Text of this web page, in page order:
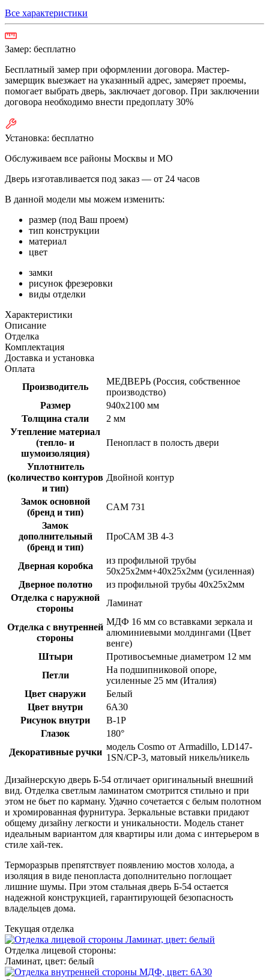
Все характеристики
Замер: бесплатно
Бесплатный замер при оформлении договора. Мастер-
замерщик выезжает на указанный адрес, замеряет проемы,
помогает выбрать дверь, заключает договор. При заключении
договора необходимо внести предоплату 30%
Установка: бесплатно
Обслуживаем все районы Москвы и МО
Дверь изготавливается под заказ — от 24 часов
В данной модели мы можем изменить:
размер (под Ваш проем)
тип конструкции
материал
цвет
замки
рисунок фрезеровки
виды отделки
Характеристики
Описание
Отделка
Комплектация
Доставка и установка
Оплата
Производитель
МЕДВЕРЬ (Россия, собственное
производство)
Размер
940х2100 мм
Толщина стали
2 мм
Утепление материал
(тепло- и
шумоизоляция)
Пенопласт в полость двери
Уплотнитель
(количество контуров
и тип)
Двойной контур
Замок основной
(бренд и тип)
CAM 731
Замок
дополнительный
(бренд и тип)
ПроСАМ 3В 4-3
Дверная коробка
из профильной трубы
50х25х2мм+40х25х2мм (усиленная)
Дверное полотно
из профильной трубы 40х25х2мм
Отделка с наружной
стороны
Ламинат
Отделка с внутренней
стороны
МДФ 16 мм со вставками зеркала и
алюминиевыми молдингами (Цвет
венге)
Штыри
Противосъемные диаметром 12 мм
Петли
На подшипниковой опоре,
усиленные 25 мм (Италия)
Цвет снаружи
Белый
Цвет внутри
6А30
Рисунок внутри
В-1Р
Глазок
180°
Декоративные ручки
модель Cosmo от Armadillo, LD147-
1SN/CP-3, матовый никель/никель
Дизайнерскую дверь Б-54 отличает оригинальный внешний
вид. Отделка светлым ламинатом смотрится стильно и при
этом не бьет по карману. Удачно сочетается с белым полотном
и хромированная фурнитура. Зеркальные вставки придают
общему дизайну легкости и уникальности. Модель станет
идеальным вариантом для квартиры или дома с интерьером в
стиле хай-тек.
Терморазрыв препятствует появлению мостов холода, а
изоляция в виде пенопласта дополнительно поглощает
лишние шумы. При этом стальная дверь Б-54 остается
надежной конструкцией, гарантирующей безопасность
владельцев дома.
Текущая отделка
Отделка лицевой стороны:
Ламинат, цвет: белый